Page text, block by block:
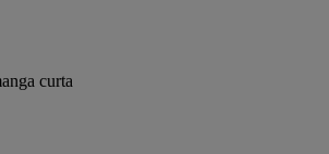
curta